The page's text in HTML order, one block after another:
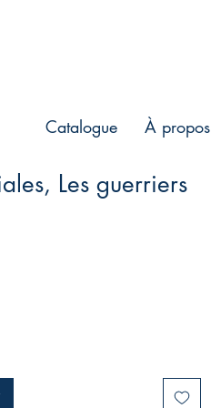
Catalogue À propos
Les guerriers